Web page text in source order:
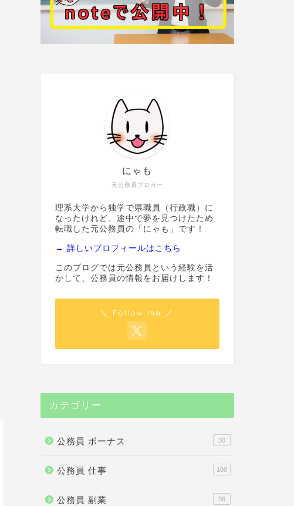
元公務員ブロガー
にゃも
理系大学から独学で県職員（行政職）に
なったけれど、途中で夢を見つけたため
転職した元公務員の「にゃも」です！
→ 詳しいプロフィールはこちら
このブログでは元公務員という経験を活
かして、公務員の情報をお届けします！
＼ Follow me ／
カテゴリー
公務員 ボーナス 30
公務員 仕事 100
公務員 副業 36